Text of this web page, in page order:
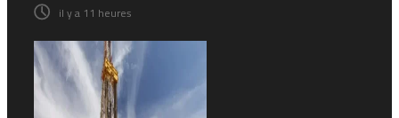
il y a 11 heures